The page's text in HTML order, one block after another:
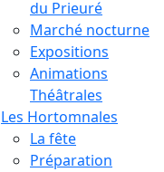
du Prieuré
Marché nocturne
Expositions
Animations
Théâtrales
Les Hortomnales
La fête
Préparation